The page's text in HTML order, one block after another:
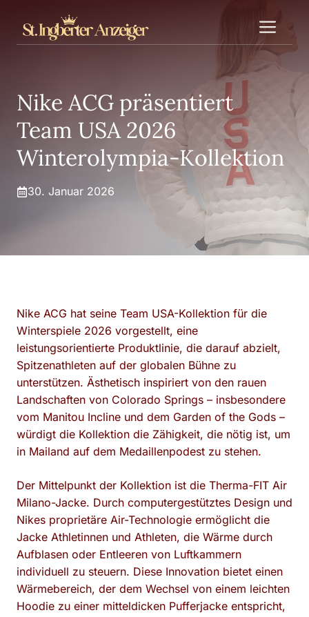
Inhalt
springen
Nike ACG präsentiert
Team USA 2026
Winterolympia-Kollektion
30. Januar 2026
Nike ACG hat seine Team USA-Kollektion für die
Winterspiele 2026 vorgestellt, eine
leistungsorientierte Produktlinie, die darauf abzielt,
Spitzenathleten auf der globalen Bühne zu
unterstützen. Ästhetisch inspiriert von den rauen
Landschaften von Colorado Springs – insbesondere
vom Manitou Incline und dem Garden of the Gods –
würdigt die Kollektion die Zähigkeit, die nötig ist, um
in Mailand auf dem Medaillenpodest zu stehen.
Der Mittelpunkt der Kollektion ist die Therma-FIT Air
Milano-Jacke. Durch computergestütztes Design und
Nikes proprietäre Air-Technologie ermöglicht die
Jacke Athletinnen und Athleten, die Wärme durch
Aufblasen oder Entleeren von Luftkammern
individuell zu steuern. Diese Innovation bietet einen
Wärmebereich, der dem Wechsel von einem leichten
Hoodie zu einer mitteldicken Pufferjacke entspricht,